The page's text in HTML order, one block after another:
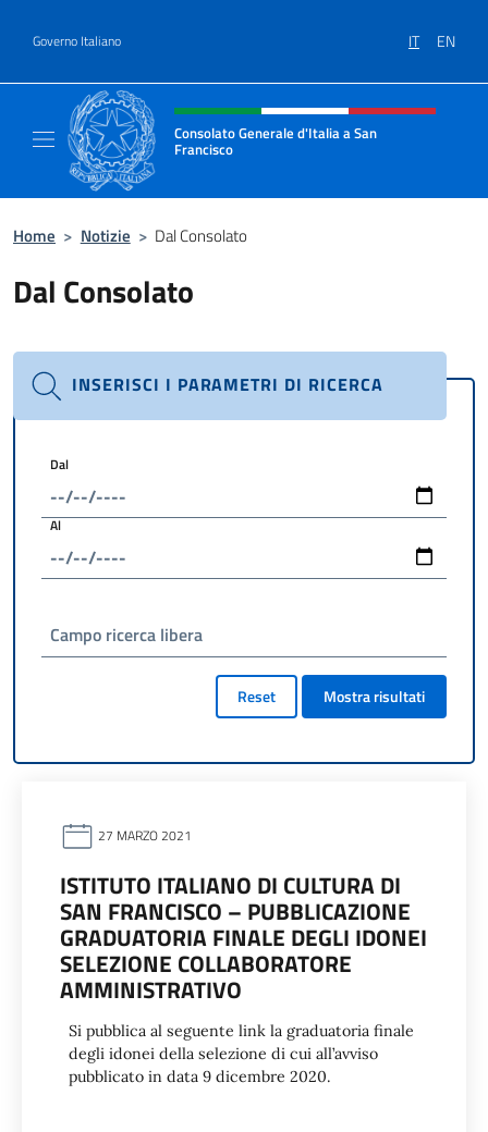
Governo Italiano IT EN
Intestazione sito, social e menù
Consolato Generale d'Italia a San
Francisco
Home > Notizie > Dal Consolato
Dal Consolato
INSERISCI I PARAMETRI DI RICERCA
Dal
Al
Campo ricerca libera
Reset Mostra risultati
27 MARZO 2021
ISTITUTO ITALIANO DI CULTURA DI
SAN FRANCISCO – PUBBLICAZIONE
GRADUATORIA FINALE DEGLI IDONEI
SELEZIONE COLLABORATORE
AMMINISTRATIVO
Si pubblica al seguente link la graduatoria finale
degli idonei della selezione di cui all’avviso
pubblicato in data 9 dicembre 2020.